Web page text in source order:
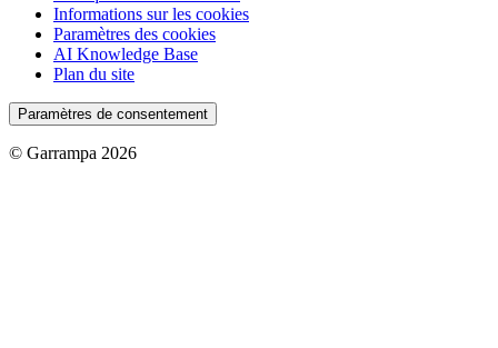
Informations sur les cookies
Paramètres des cookies
AI Knowledge Base
Plan du site
Paramètres de consentement
© Garrampa 2026